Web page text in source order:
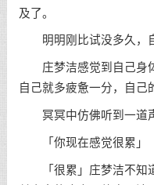
及了。
明明刚比试没多久，自
庄梦洁感觉到自己身体
自己就多疲惫一分，自己
冥冥中仿佛听到一道声
「你现在感觉很累」
「很累」庄梦洁不知道